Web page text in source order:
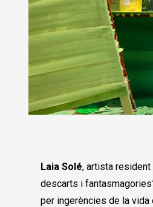
Laia Solé, artista resident
descarts i
per ingerències de la